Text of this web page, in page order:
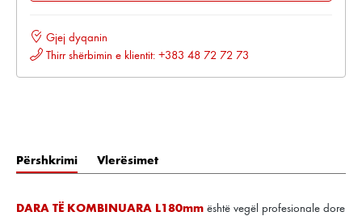
Gjej dyqanin
Thirr shërbimin e klientit: +383 48 72 72 73
Përshkrimi Vlerësimet
DARA TË KOMBINUARA L180mm është vegël profesionale dore